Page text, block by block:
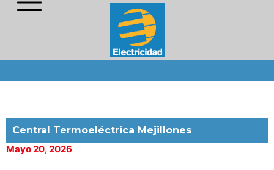
Central Termoeléctrica Mejillones
Mayo 20, 2026